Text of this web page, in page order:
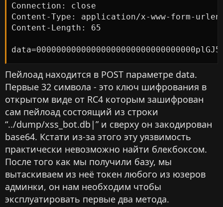
Connection: close
Content-Type: application/x-www-form-
Content-Length: 65
Пейлоад находится в POST параметре data.
Первые 32 символа - это ключ шифрования в
открытом виде от RC4 которым зашифрован
сам пейлоад состоящий из строки
“../dump/xss_bot.db|” и сверху он закодирован
base64. Кстати из-за этого эту уязвимость
практически невозможно найти блекбоксом.
После того как мы получили базу, мы
вытаскиваем из неё токен любого из юзеров
админки, он нам необходим чтобы
эксплуатировать первые два метода.